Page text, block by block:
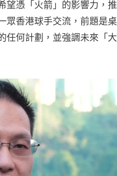
望憑「火箭」的影響力，推
眾香港球手交流，前題是桌
任何計劃，並強調未來「大